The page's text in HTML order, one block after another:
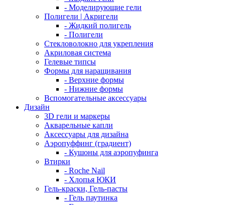
- Моделирующие гели
Полигели | Акригели
- Жидкий полигель
- Полигели
Стекловолокно для укрепления
Акриловая система
Гелевые типсы
Формы для наращивания
- Верхние формы
- Нижние формы
Вспомогательные аксессуары
Дизайн
3D гели и маркеры
Акварельные капли
Аксессуары для дизайна
Аэропуффинг (градиент)
- Кушоны для аэропуфинга
Втирки
- Roche Nail
- Хлопья ЮКИ
Гель-краски, Гель-пасты
- Гель паутинка